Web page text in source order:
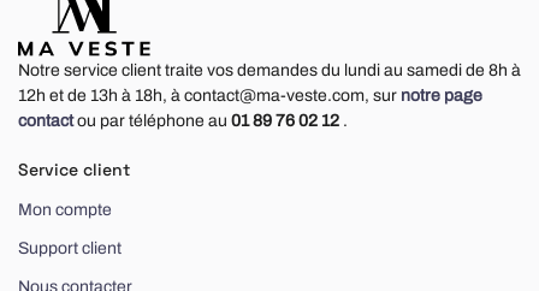
Notre service client traite vos demandes du lundi au samedi de 8h à
12h et de 13h à 18h, à contact@ma-veste.com, sur notre page
contactou par téléphone au 01 89 76 02 12 .
Service client
Mon compte
Support client
Nous contacter